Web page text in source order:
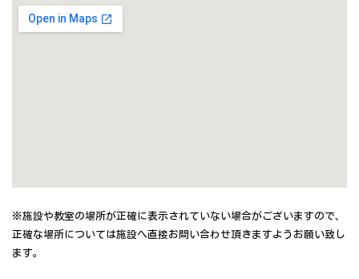
※施設や教室の場所が正確に表示されていない場合がございますので、
正確な場所については施設へ直接お問い合わせ頂きますようお願い致し
ます。